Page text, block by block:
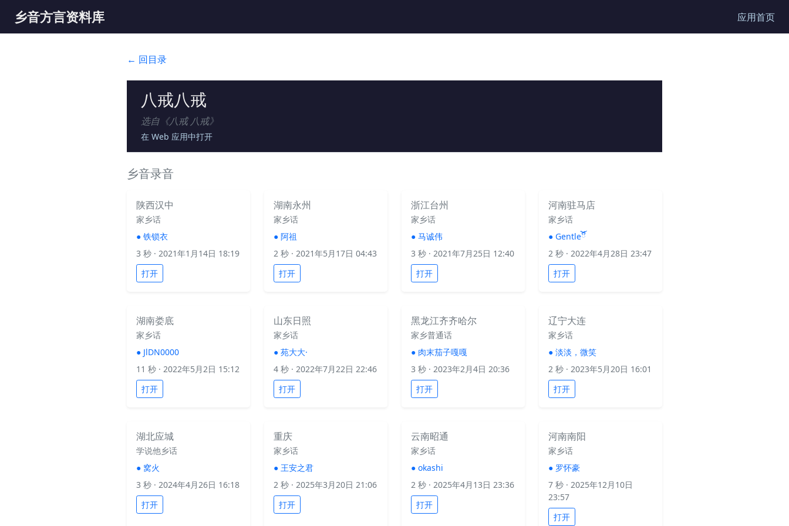
乡音方言资料库 应用首页
← 回目录
八戒八戒
选自《八戒 八戒》
在 Web 应用中打开
乡音录音
陕西汉中
家乡话
● 铁锁衣
3 秒 · 2021年1月14日 18:19
打开
湖南永州
家乡话
● 阿祖
2 秒 · 2021年5月17日 04:43
打开
浙江台州
家乡话
● 马诚伟
3 秒 · 2021年7月25日 12:40
打开
河南驻马店
家乡话
● Gentleོᩚᩚ
2 秒 · 2022年4月28日 23:47
打开
湖南娄底
家乡话
● JlDN0000
11 秒 · 2022年5月2日 15:12
打开
山东日照
家乡话
● 苑大大·
4 秒 · 2022年7月22日 22:46
打开
黑龙江齐齐哈尔
家乡普通话
● 肉末茄子嘎嘎
3 秒 · 2023年2月4日 20:36
打开
辽宁大连
家乡话
● 淡淡，微笑
2 秒 · 2023年5月20日 16:01
打开
湖北应城
学说他乡话
● 窝火
3 秒 · 2024年4月26日 16:18
打开
重庆
家乡话
● 王安之君
2 秒 · 2025年3月20日 21:06
打开
云南昭通
家乡话
● okashi
2 秒 · 2025年4月13日 23:36
打开
河南南阳
家乡话
● 罗怀豪
7 秒 · 2025年12月10日
23:57
打开